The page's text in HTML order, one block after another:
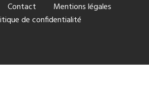
Contact
Mentions légales
de confidentialité